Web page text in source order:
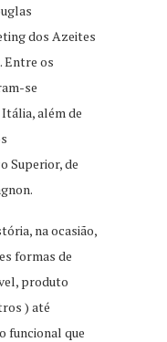
dos Azeites
Entre os
se
além de
Superior, de
na ocasião,
formas de
produto
) até
funcional que